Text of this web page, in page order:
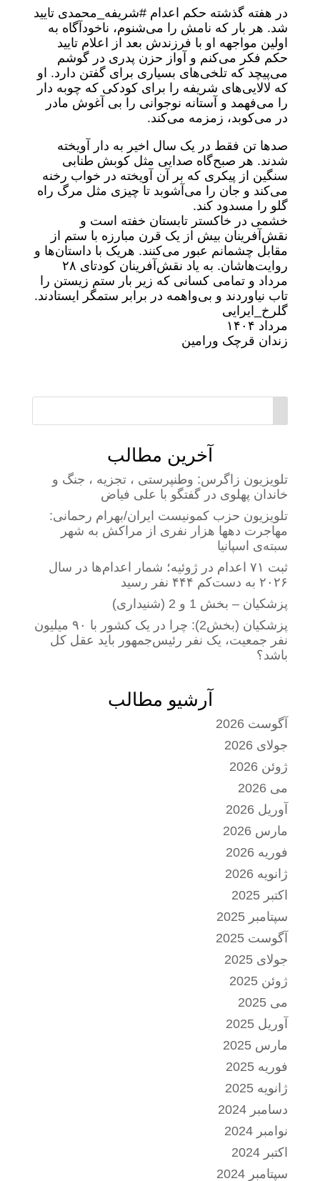
در هفته گذشته حکم اعدام #شریفه_محمدی تایید
شد. هر بار که نامش را می‌شنوم، ناخودآگاه به
اولین مواجهه او با فرزندش بعد از اعلام تایید
حکم فکر می‌کنم و آواز حزن پدری در گوشم
می‌پیچد که تلخی‌های بسیاری برای گفتن دارد. او
که لالایی‌های شریفه را برای کودکی که چوبه دار
را می‌فهمد و آستانه نوجوانی را بی آغوش مادر
در می‌کوبد، زمزمه می‌کند.
صدها تن فقط در یک سال اخیر به دار آویخته
شدند. هر صبح‌گاه صدایی مثل کوبش طنابی
سنگین از پیکری که بر آن آویخته در خواب رخنه
می‌کند و جان را می‌آشوبد تا چیزی مثل مرگ راه
گلو را مسدود کند.
خشمی در خاکستر تابستان خفته است و
نقش‌آفرینان بیش از یک قرن مبارزه با ستم از
مقابل چشمانم عبور می‌کنند. هریک با داستان‌ها و
روایت‌هاشان. به یاد نقش‌آفرینان کودتای ۲۸
مرداد و تمامی کسانی که زیر بار ستم زیستن را
تاب نیاوردند و بی‌واهمه در برابر ستمگر ایستادند.
گلرخ_ایرایی
مرداد ۱۴۰۴
زندان قرچک ورامین
آخرین مطالب
تلویزیون زاگرس: وطنپرستی ، تجزیه ، جنگ و
خاندان پهلوی در گفتگو با علی فیاض
تلویزیون حزب کمونیست ایران/بهرام رحمانی:
مهاجرت دهها هزار نفری از مراکش به شهر
سبته‌ی اسپانیا
ثبت ۷۱ اعدام در ژوئیه؛ شمار اعدام‌ها در سال
۲۰۲۶ به دست‌کم ۴۴۴ نفر رسید
پزشکیان – بخش 1 و 2 (شنیداری)
پزشکیان (بخش2): چرا در یک کشور با ۹۰ میلیون
نفر جمعیت، یک نفر رئیس‌جمهور باید عقل کل
باشد؟
آرشیو مطالب
آگوست 2026
جولای 2026
ژوئن 2026
می 2026
آوریل 2026
مارس 2026
فوریه 2026
ژانویه 2026
اکتبر 2025
سپتامبر 2025
آگوست 2025
جولای 2025
ژوئن 2025
می 2025
آوریل 2025
مارس 2025
فوریه 2025
ژانویه 2025
دسامبر 2024
نوامبر 2024
اکتبر 2024
سپتامبر 2024